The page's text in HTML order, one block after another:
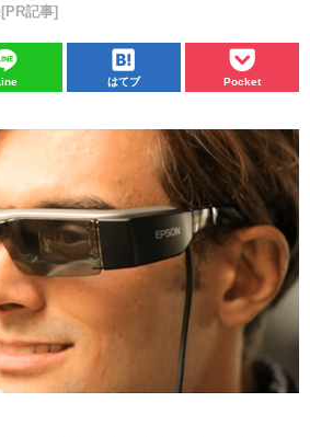
[PR記事]
はてブ Pocket